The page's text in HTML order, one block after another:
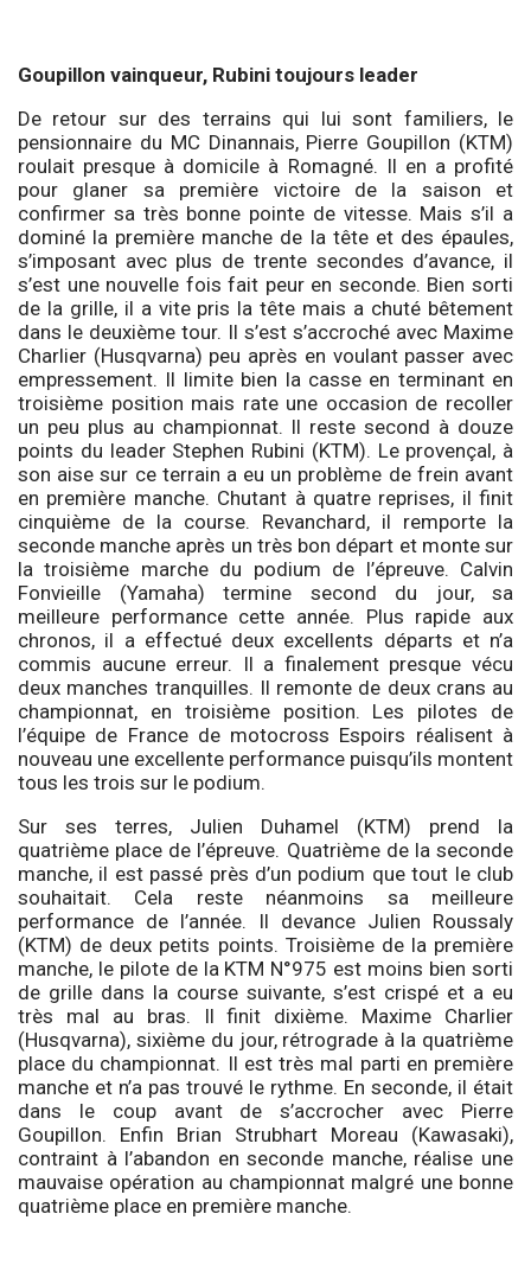
Goupillon vainqueur, Rubini toujours leader
De retour sur des terrains qui lui sont familiers, le
pensionnaire du MC Dinannais, Pierre Goupillon (KTM)
roulait presque à domicile à Romagné. Il en a profité
pour glaner sa première victoire de la saison et
confirmer sa très bonne pointe de vitesse. Mais s’il a
dominé la première manche de la tête et des épaules,
s’imposant avec plus de trente secondes d’avance, il
s’est une nouvelle fois fait peur en seconde. Bien sorti
de la grille, il a vite pris la tête mais a chuté bêtement
dans le deuxième tour. Il s’est s’accroché avec Maxime
Charlier (Husqvarna) peu après en voulant passer avec
empressement. Il limite bien la casse en terminant en
troisième position mais rate une occasion de recoller
un peu plus au championnat. Il reste second à douze
points du leader Stephen Rubini (KTM). Le provençal, à
son aise sur ce terrain a eu un problème de frein avant
en première manche. Chutant à quatre reprises, il finit
cinquième de la course. Revanchard, il remporte la
seconde manche après un très bon départ et monte sur
la troisième marche du podium de l’épreuve. Calvin
Fonvieille (Yamaha) termine second du jour, sa
meilleure performance cette année. Plus rapide aux
chronos, il a effectué deux excellents départs et n’a
commis aucune erreur. Il a finalement presque vécu
deux manches tranquilles. Il remonte de deux crans au
championnat, en troisième position. Les pilotes de
l’équipe de France de motocross Espoirs réalisent à
nouveau une excellente performance puisqu’ils montent
tous les trois sur le podium.
Sur ses terres, Julien Duhamel (KTM) prend la
quatrième place de l’épreuve. Quatrième de la seconde
manche, il est passé près d’un podium que tout le club
souhaitait. Cela reste néanmoins sa meilleure
performance de l’année. Il devance Julien Roussaly
(KTM) de deux petits points. Troisième de la première
manche, le pilote de la KTM N°975 est moins bien sorti
de grille dans la course suivante, s’est crispé et a eu
très mal au bras. Il finit dixième. Maxime Charlier
(Husqvarna), sixième du jour, rétrograde à la quatrième
place du championnat. Il est très mal parti en première
manche et n’a pas trouvé le rythme. En seconde, il était
dans le coup avant de s’accrocher avec Pierre
Goupillon. Enfin Brian Strubhart Moreau (Kawasaki),
contraint à l’abandon en seconde manche, réalise une
mauvaise opération au championnat malgré une bonne
quatrième place en première manche.